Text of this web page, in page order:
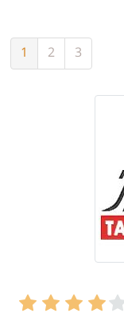
1 2 3